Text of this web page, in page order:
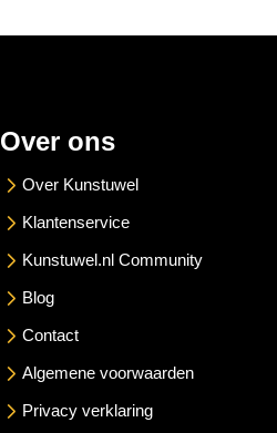
Over ons
Over Kunstuwel
Klantenservice
Kunstuwel.nl Community
Blog
Contact
Algemene voorwaarden
Privacy verklaring